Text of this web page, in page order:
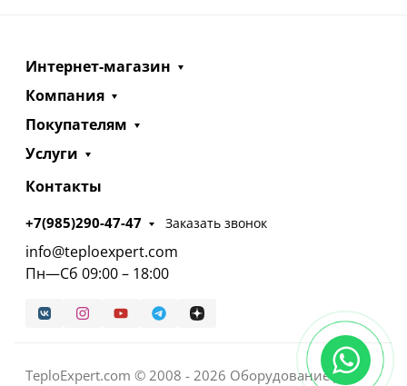
Интернет-магазин
Компания
Покупателям
Услуги
Контакты
+7(985)290-47-47 Заказать звонок
info@teploexpert.com
Пн—Сб 09:00 – 18:00
TeploExpert.com © 2008 - 2026 Оборудование для